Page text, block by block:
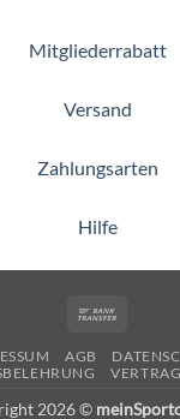
Mitgliederrabatt
Versand
Zahlungsarten
Hilfe
AGB
2026 ©